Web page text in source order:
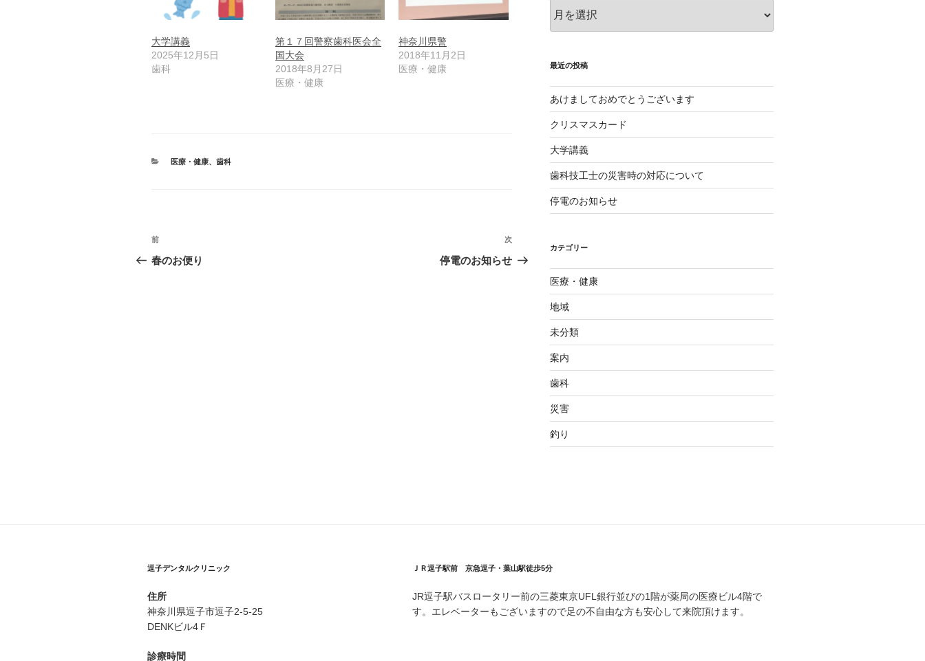
大学講義
2025年12月5日
歯科
第１７回警察歯科医会全
国大会
2018年8月27日
医療・健康
神奈川県警
2018年11月2日
医療・健康
カ
医療・健康、 歯科
投
稿
前
の
前
春のお便り
次
の
次
停電のお知らせ
ー
ブ
最近の投稿
あけましておめでとうございます
クリスマスカード
大学講義
歯科技工士の災害時の対応について
停電のお知らせ
カテゴリー
医療・健康
地域
未分類
案内
歯科
災害
釣り
逗子デンタルクリニック
住所
神奈川県逗子市逗子2-5-25
DENKビル4Ｆ
診療時間
ＪＲ逗子駅前 京急逗子・葉山駅徒歩5分
JR逗子駅バスロータリー前の三菱東京UFL銀行並びの1階が薬局の医療ビル4階で
す。エレベーターもございますので足の不自由な方も安心して来院頂けます。